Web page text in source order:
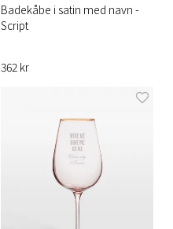
Badekåbe i satin med navn -
Script
362 kr